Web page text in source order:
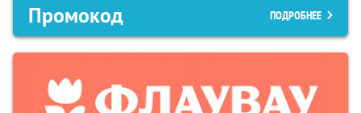
Промокод ПОДРОБНЕЕ